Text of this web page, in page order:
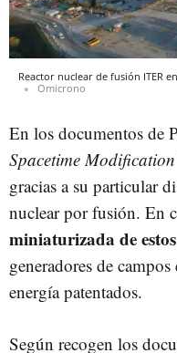
Reactor nuclear de fusión ITER
Omicrono
En los documentos de
Spacetime
gracias a su particular
nuclear por fusión. En
miniaturizada de
generadores de
energía patentados.
Según recogen los